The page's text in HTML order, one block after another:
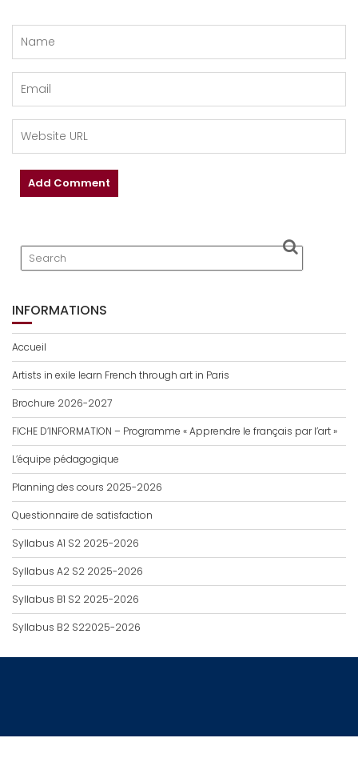
INFORMATIONS
Accueil
Artists in exile learn French through art in Paris
Brochure 2026-2027
FICHE D’INFORMATION – Programme « Apprendre le français par l’art »
L’équipe pédagogique
Planning des cours 2025-2026
Questionnaire de satisfaction
Syllabus A1 S2 2025-2026
Syllabus A2 S2 2025-2026
Syllabus B1 S2 2025-2026
Syllabus B2 S22025-2026